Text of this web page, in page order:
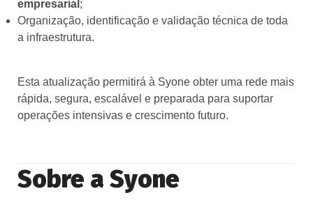
empresarial ;
Organização, identificação e validação técnica de toda
a infraestrutura.
Esta atualização permitirá à Syone obter uma rede mais
rápida, segura, escalável e preparada para suportar
operações intensivas e crescimento futuro.
Sobre a Syone